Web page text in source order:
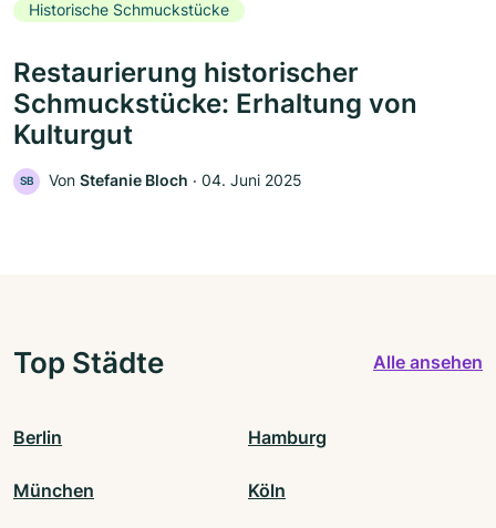
Historische Schmuckstücke
Restaurierung historischer
Schmuckstücke: Erhaltung von
Kulturgut
SB Von Stefanie Bloch ‧ 04. Juni 2025
Top Städte Alle ansehen
Berlin Hamburg
München Köln